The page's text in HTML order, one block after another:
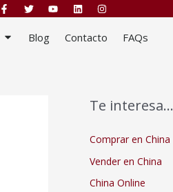
Blog Contacto FAQs
Te interesa…
Comprar en China
Vender en China
China Online